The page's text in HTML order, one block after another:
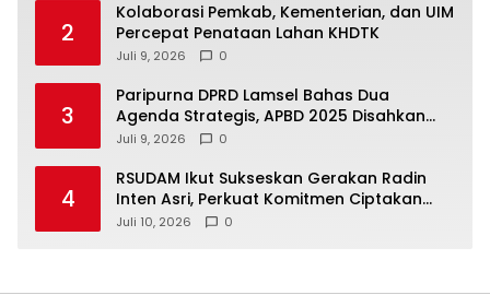
2
Kolaborasi Pemkab, Kementerian, dan UIM
Percepat Penataan Lahan KHDTK
Juli 9, 2026 0
3
Paripurna DPRD Lamsel Bahas Dua
Agenda Strategis, APBD 2025 Disahkan
dan KUA-PPAS 2027 Disampaikan
Juli 9, 2026 0
4
RSUDAM Ikut Sukseskan Gerakan Radin
Inten Asri, Perkuat Komitmen Ciptakan
Lingkungan Sehat
Juli 10, 2026 0